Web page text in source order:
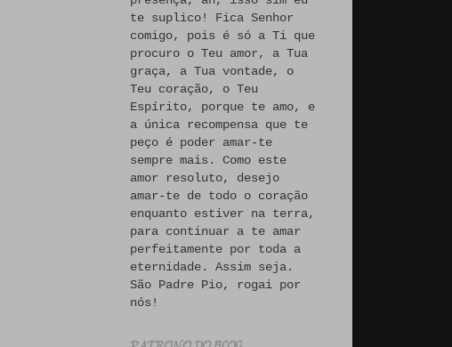
te suplico! Fica Senhor
comigo, pois é só a Ti que
procuro o Teu amor, a Tua
graça, a Tua vontade, o
Teu coração, o Teu
Espírito, porque te amo, e
a única recompensa que te
peço é poder amar-te
sempre mais. Como este
amor resoluto, desejo
amar-te de todo o coração
enquanto estiver na terra,
para continuar a te amar
perfeitamente por toda a
eternidade. Assim seja.
São Padre Pio, rogai por
nós!